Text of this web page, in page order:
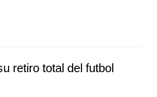
retiro total del futbol